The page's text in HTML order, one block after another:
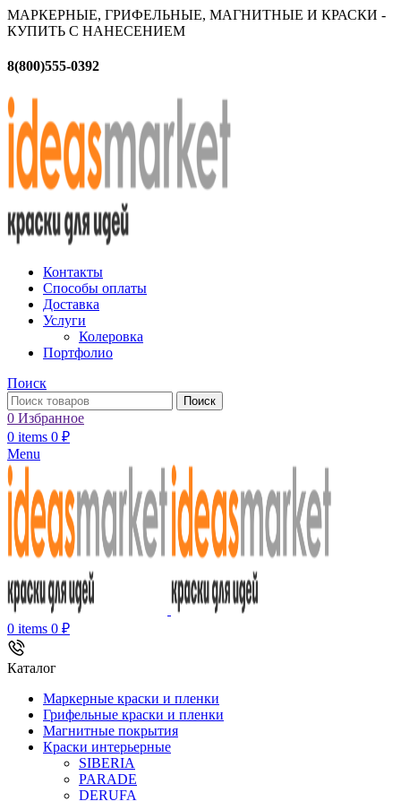
МАРКЕРНЫЕ, ГРИФЕЛЬНЫЕ, МАГНИТНЫЕ И КРАСКИ -
КУПИТЬ С НАНЕСЕНИЕМ
8(800)555-0392
Контакты
Способы оплаты
Доставка
Услуги
Колеровка
Портфолио
Поиск
Поиск
0 Избранное
0 items 0 ₽
Menu
0 items 0 ₽
Каталог
Маркерные краски и пленки
Грифельные краски и пленки
Магнитные покрытия
Краски интерьерные
SIBERIA
PARADE
DERUFA